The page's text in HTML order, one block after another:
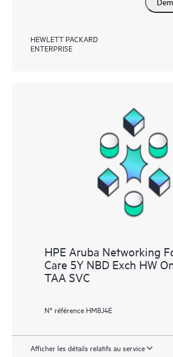
HEWLETT PACKARD
ENTERPRISE
HPE Aruba Networking
Care 5Y NBD Exch HW
TAA SVC
N° référence HM8J4E
Afficher les détails relatifs au service